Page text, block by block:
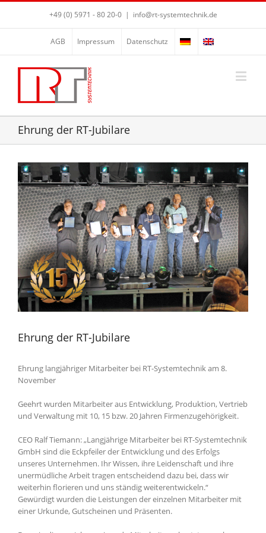
+49 (0) 5971 - 80 20-0 | info@rt-systemtechnik.de
AGB Impressum Datenschutz
Ehrung der RT-Jubilare
Ehrung der RT-Jubilare
Ehrung langjähriger Mitarbeiter bei RT-Systemtechnik am 8.
November
Geehrt wurden Mitarbeiter aus Entwicklung, Produktion, Vertrieb
und Verwaltung mit 10, 15 bzw. 20 Jahren Firmenzugehörigkeit.
CEO Ralf Tiemann: „Langjährige Mitarbeiter bei RT-Systemtechnik
GmbH sind die Eckpfeiler der Entwicklung und des Erfolgs
unseres Unternehmen. Ihr Wissen, ihre Leidenschaft und ihre
unermüdliche Arbeit tragen entscheidend dazu bei, dass wir
weiterhin florieren und uns ständig weiterentwickeln.“
Gewürdigt wurden die Leistungen der einzelnen Mitarbeiter mit
einer Urkunde, Gutscheinen und Präsenten.